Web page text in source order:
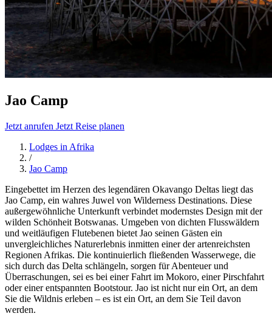
Jao Camp
Jetzt anrufen Jetzt Reise planen
Lodges in Afrika
/
Jao Camp
Eingebettet im Herzen des legendären Okavango Deltas liegt das
Jao Camp, ein wahres Juwel von Wilderness Destinations. Diese
außergewöhnliche Unterkunft verbindet modernstes Design mit der
wilden Schönheit Botswanas. Umgeben von dichten Flusswäldern
und weitläufigen Flutebenen bietet Jao seinen Gästen ein
unvergleichliches Naturerlebnis inmitten einer der artenreichsten
Regionen Afrikas. Die kontinuierlich fließenden Wasserwege, die
sich durch das Delta schlängeln, sorgen für Abenteuer und
Überraschungen, sei es bei einer Fahrt im Mokoro, einer Pirschfahrt
oder einer entspannten Bootstour. Jao ist nicht nur ein Ort, an dem
Sie die Wildnis erleben – es ist ein Ort, an dem Sie Teil davon
werden.